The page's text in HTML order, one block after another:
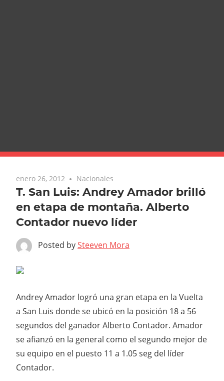
enero 26, 2012 Nacionales
T. San Luis: Andrey Amador brilló
en etapa de montaña. Alberto
Contador nuevo líder
Posted bySteeven Mora
Andrey Amador logró una gran etapa en la Vuelta
a San Luis donde se ubicó en la posición 18 a 56
segundos del ganador Alberto Contador. Amador
se afianzó en la general como el segundo mejor de
su equipo en el puesto 11 a 1.05 seg del líder
Contador.